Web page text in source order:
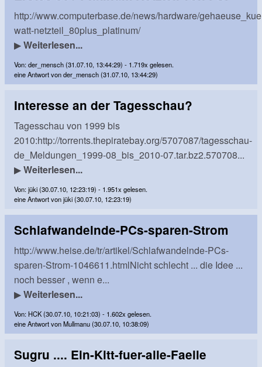
http://www.computerbase.de/news/hardware/
watt-netzteil_80plus_platinum/
▶Weiterlesen...
Von: der_mensch (31.07.10, 13:44:29) - 1.719x gelesen.
eine Antwort von der_mensch (31.07.10, 13:44:29)
Interesse an der Tagesschau?
Tagesschau von 1999 bis
2010:http://torrents.thepiratebay.org/5707087/tagesschau-
de_Meldungen_1999-08_bis_2010-07.tar.bz2.570708...
▶Weiterlesen...
Von: jüki (30.07.10, 12:23:19) - 1.951x gelesen.
eine Antwort von jüki (30.07.10, 12:23:19)
Schlafwandelnde-PCs-sparen-Strom
http://www.heise.de/tr/artikel/Schlafwandelnde-PCs-
sparen-Strom-1046611.htmlNicht schlecht ... die Idee ...
noch besser , wenn e...
▶Weiterlesen...
Von: HCK (30.07.10, 10:21:03) - 1.602x gelesen.
eine Antwort von Mullmanu (30.07.10, 10:38:09)
Sugru .... Ein-Kitt-fuer-alle-Faelle